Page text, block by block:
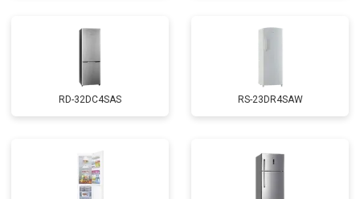
RD-32DC4SAS RS-23DR4SAW